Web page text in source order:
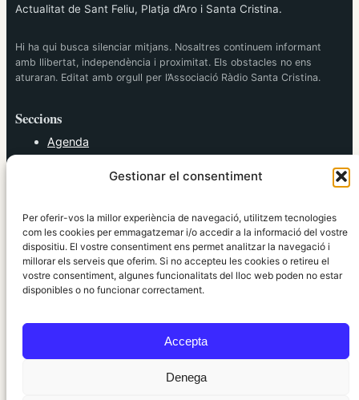
Gestionar el consentiment
Per oferir-vos la millor experiència de navegació, utilitzem tecnologies
com les cookies per emmagatzemar i/o accedir a la informació del vostre
dispositiu. El vostre consentiment ens permet analitzar la navegació i
millorar els serveis que oferim. Si no accepteu les cookies o retireu el
vostre consentiment, algunes funcionalitats del lloc web poden no estar
disponibles o no funcionar correctament.
Accepta
Denega
Actualitat de Sant Feliu, Platja d’Aro i Santa Cristina.
Hi ha qui busca silenciar mitjans. Nosaltres continuem informant
amb llibertat, independència i proximitat. Els obstacles no ens
aturaran. Editat amb orgull per l’Associació Ràdio Santa Cristina.
Seccions
Agenda
Cultura
Política
Societat
Tendències
elRidaura.com